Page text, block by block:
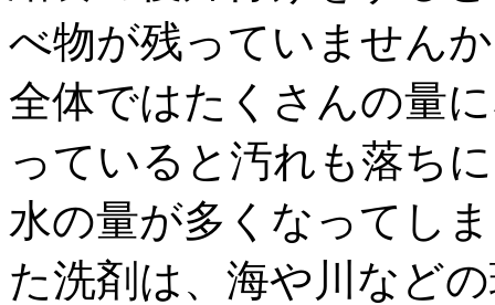
べ物が残っていません
全体ではたくさんの量
っていると汚れも落ち
水の量が多くなってし
た洗剤は、海や川など